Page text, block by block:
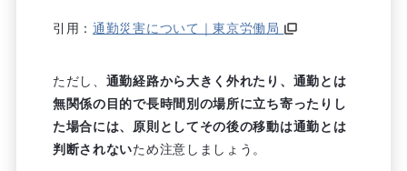
引用：通勤災害について｜東京労働局
ただし、 通勤経路から大きく外れたり、通勤とは
無関係の目的で長時間別の場所に立ち寄ったりし
た場合には、原則としてその後の移動は通勤とは
判断されないため注意しましょう。